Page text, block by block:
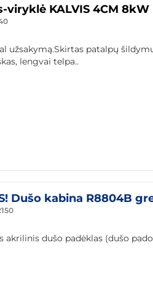
viryklė KALVIS 4CM 8kW
užsakymą.Skirtas patalpų
lengvai telpa..
Dušo kabina R8804B
akrilinis dušo padėklas (dušo